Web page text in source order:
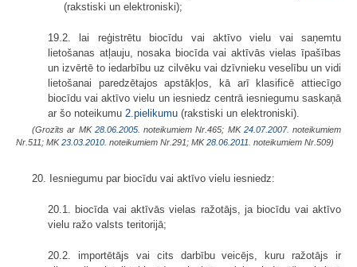
(rakstiski un elektroniski);
19.2. lai reģistrētu biocīdu vai aktīvo vielu vai saņemtu
lietošanas atļauju, nosaka biocīda vai aktīvās vielas īpašības
un izvērtē to iedarbību uz cilvēku vai dzīvnieku veselību un vidi
lietošanai paredzētajos apstākļos, kā arī klasificē attiecīgo
biocīdu vai aktīvo vielu un iesniedz centrā iesniegumu saskaņā
ar šo noteikumu 2.pielikumu (rakstiski un elektroniski).
(Grozīts ar MK 28.06.2005. noteikumiem Nr.465; MK 24.07.2007. noteikumiem
Nr.511; MK23.03.2010. noteikumiem Nr.291; MK28.06.2011. noteikumiem Nr.509)
20. Iesniegumu par biocīdu vai aktīvo vielu iesniedz:
20.1. biocīda vai aktīvās vielas ražotājs, ja biocīdu vai aktīvo
vielu ražo valsts teritorijā;
20.2. importētājs vai cits darbību veicējs, kuru ražotājs ir